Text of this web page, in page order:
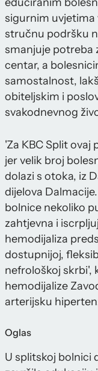
sigurnim
stručnu podršku
smanjuje potreba
centar, a
samostalnost,
obiteljskim i
svakodnevnog
'Za KBC Split
jer velik broj
dolazi s otoka, iz
dijelova
bolnice nekoliko
zahtjevna i
hemodijaliza
dostupnijoj,
nefrološkoj skrbi',
hemodijalize
arterijsku
Oglas
U splitskoj bolnici